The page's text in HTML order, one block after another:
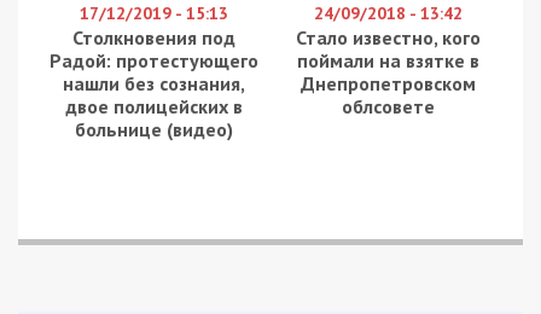
17/12/2019 - 15:13
Столкновения под
Радой: протестующего
нашли без сознания,
двое полицейских в
больнице (видео)
24/09/2018 - 13:42
Стало известно, кого
поймали на взятке в
Днепропетровском
облсовете